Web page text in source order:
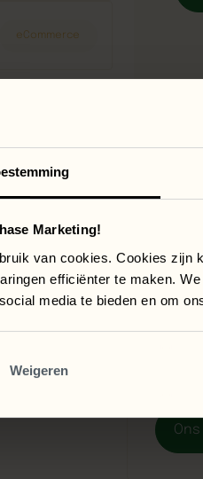
Marketing!
van cookies. Cookies zijn
efficiënter te maken.
media te bieden en om
Weigeren
eCommerce
Met
Ons